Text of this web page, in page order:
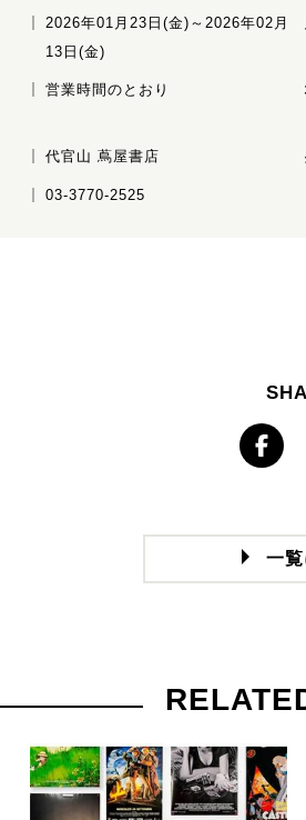
2026年01月23日(金)～2026年02月
13日(金)
営業時間のとおり
代官山 蔦屋書店
03-3770-2525
一